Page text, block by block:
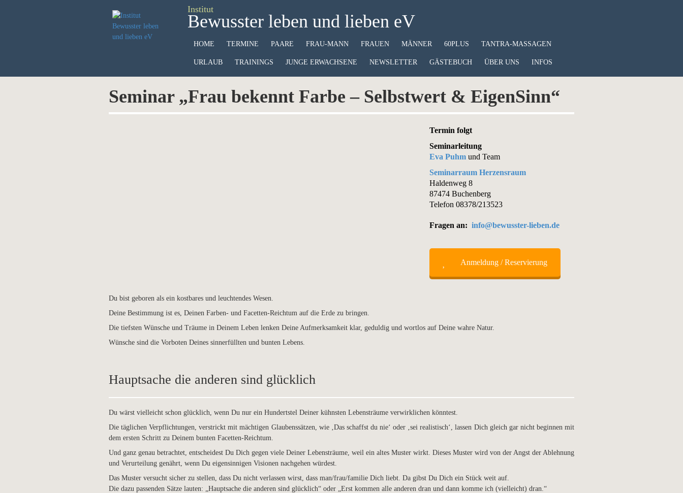
Institut
Bewusster leben und lieben eV
HOME TERMINE PAARE FRAU-MANN FRAUEN MÄNNER 60PLUS TANTRA-MASSAGEN
URLAUB TRAININGS JUNGE ERWACHSENE NEWSLETTER GÄSTEBUCH ÜBER UNS INFOS
Seminar „Frau bekennt Farbe – Selbstwert & EigenSinn“
Termin folgt
Seminarleitung
Eva Puhm und Team
Seminarraum Herzensraum
Haldenweg 8
87474 Buchenberg
Telefon 08378/213523
Fragen an: info@bewusster-lieben.de
Anmeldung / Reservierung
Du bist geboren als ein kostbares und leuchtendes Wesen.
Deine Bestimmung ist es, Deinen Farben- und Facetten-Reichtum auf die Erde zu bringen.
Die tiefsten Wünsche und Träume in Deinem Leben lenken Deine Aufmerksamkeit klar, geduldig und wortlos auf Deine wahre Natur.
Wünsche sind die Vorboten Deines sinnerfüllten und bunten Lebens.
Hauptsache die anderen sind glücklich
Du wärst vielleicht schon glücklich, wenn Du nur ein Hundertstel Deiner kühnsten Lebensträume verwirklichen könntest.
Die täglichen Verpflichtungen, verstrickt mit mächtigen Glaubenssätzen, wie ‚Das schaffst du nie‘ oder ‚sei realistisch‘, lassen Dich gleich gar nicht beginnen mit
dem ersten Schritt zu Deinem bunten Facetten-Reichtum.
Und ganz genau betrachtet, entscheidest Du Dich gegen viele Deiner Lebensträume, weil ein altes Muster wirkt. Dieses Muster wird von der Angst der Ablehnung
und Verurteilung genährt, wenn Du eigensinnigen Visionen nachgehen würdest.
Das Muster versucht sicher zu stellen, dass Du nicht verlassen wirst, dass man/frau/familie Dich liebt. Da gibst Du Dich ein Stück weit auf.
Die dazu passenden Sätze lauten: „Hauptsache die anderen sind glücklich“ oder „Erst kommen alle anderen dran und dann komme ich (vielleicht) dran.“